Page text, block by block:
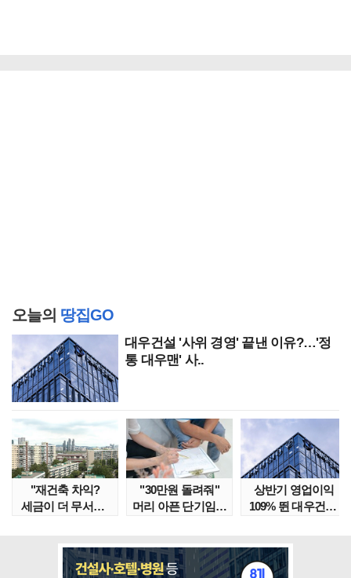
오늘의 땅집GO
대우건설 '사위 경영' 끝낸 이유?…'정
통 대우맨' 사..
"재건축 차익?
세금이 더 무서워"
"30만원 돌려줘"
머리 아픈 단기임대
상반기 영업이익
109% 뛴 대우건설,